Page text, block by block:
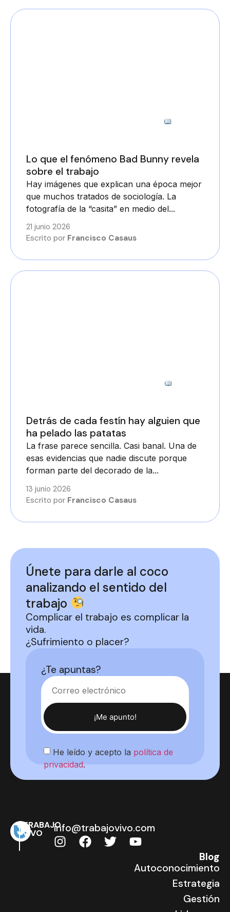
Lo que el fenómeno Bad Bunny revela
sobre el trabajo
Hay imágenes que explican una época mejor
que muchos tratados de sociología. La
fotografía de la “casita” en medio del...
21 junio 2026
Escrito por Francisco Casaus
Detrás de cada festín hay alguien que
ha pelado las patatas
La frase parece sencilla. Casi banal. Una de
esas evidencias que nadie discute porque
forman parte del decorado de la...
13 junio 2026
Escrito por Francisco Casaus
Únete para darle al coco
analizando el sentido del
trabajo
Complicar el trabajo es complicar la
vida.
¿Sufrimiento o placer?
¿Te apuntas?
He leído y acepto la política de
privacidad.
¡Me apunto!
TRABAJO
VIVO info@trabajovivo.com
Blog
Autoconocimiento
Estrategia
Gestión